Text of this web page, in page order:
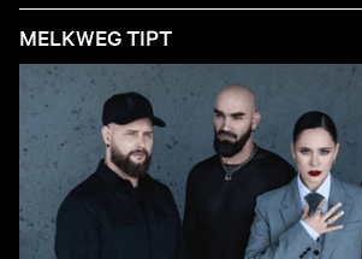
MELKWEG TIPT